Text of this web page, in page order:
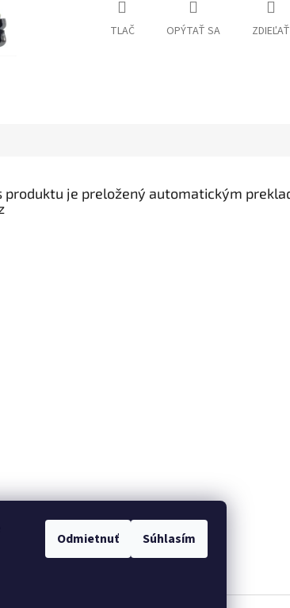
Odmietnuť Súhlasím
TLAČ OPÝTAŤ SA ZDIEĽAŤ